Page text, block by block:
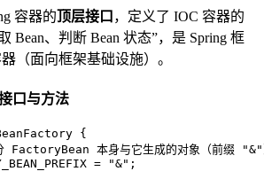
容器的顶层接口 ，定义了 IOC 容器的
、判断 Bean 状态”，是 Spring 框
（面向框架基础设施）。
口与方法
{
FactoryBean 本身与它生成的对象（前缀 "&"
= "&" ;